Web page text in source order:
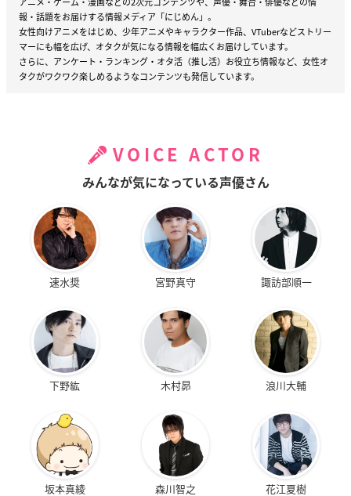
報・話題をお届けする情報メディア「にじめん」。
女性向けアニメをはじめ、少年アニメやキャラクター作品、VTuberなどストリー
マーにも幅を広げ、オタクが気になる情報を幅広くお届けしています。
さらに、アンケート・ランキング・オタ活（推し活）お役立ち情報など、女性オ
タクがワクワク楽しめるようなコンテンツも発信しています。
VOICE ACTOR
みんなが気になっている声優さん
速水奨 宮野真守 諏訪部順一
下野紘 木村昴 浪川大輔
坂本真綾 森川智之 花江夏樹